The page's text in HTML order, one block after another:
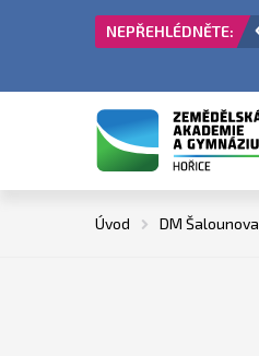
- PŘIJÍMACÍ ŘÍZENÍ
Úvod DM Šalounova